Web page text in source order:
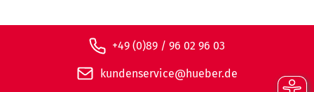
+49 (0)89 / 96 02 96 03
kundenservice@hueber.de